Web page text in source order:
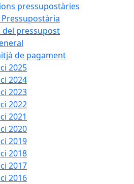
pressupostàries
del pressupost
de pagament
2025
2024
2023
2022
2021
2020
2019
2018
2017
2016